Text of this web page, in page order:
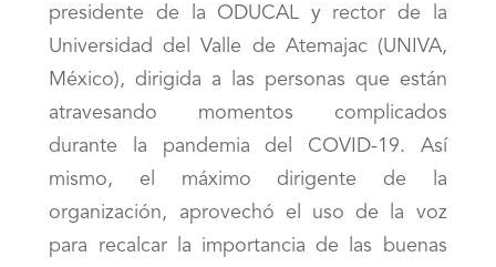
presidente de la ODUCAL y rector de la
Universidad del Valle de Atemajac (UNIVA,
México), dirigida a las personas que están
atravesando momentos complicados
durante la pandemia del COVID-19. Así
mismo, el máximo dirigente de la
organización, aprovechó el uso de la voz
para recalcar la importancia de las buenas